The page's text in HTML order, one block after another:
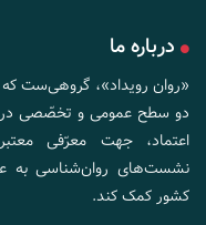
درباره ما
«روان رویداد»، گروهی‌ست
دو سطح عمومی و تخصّصی در
اعتماد، جهت معرّفی
نشست‌های روان‌شناسی به
کشور کمک کند.